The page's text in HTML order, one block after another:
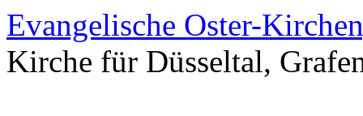
Evangelische Oster-
Kirche für Düsseltal,